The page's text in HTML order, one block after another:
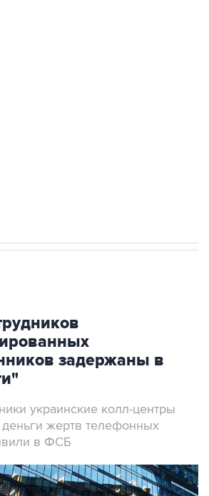
задержаны в
украинские колл-центры
жертв телефонных
в ФСБ